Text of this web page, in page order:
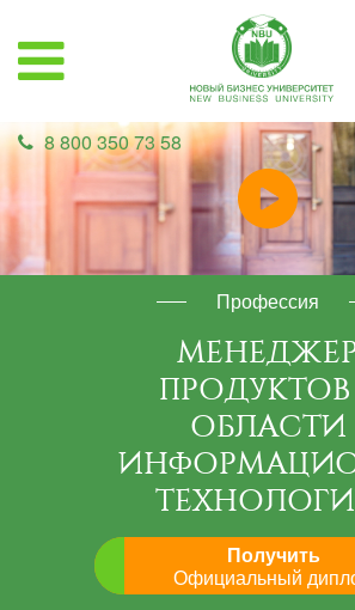
8 800 350 73 58
Профессия
ПРОДУКТОВ
ОБЛАСТИ
Получить
Официальный